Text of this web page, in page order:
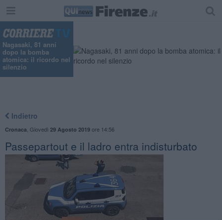
Nagasaki, 81 anni
dopo la bomba
atomica: il ricordo nel
silenzio
Indietro
Cronaca Giovedì 29 Agosto 2019ore 14:56
Passepartout e il ladro entra indisturbato